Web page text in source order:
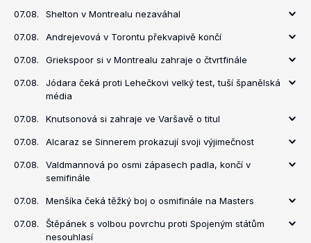
07.08. Shelton v Montrealu nezaváhal
07.08. Andrejevová v Torontu překvapivě končí
07.08. Griekspoor si v Montrealu zahraje o čtvrtfinále
07.08.
Jódara čeká proti Lehečkovi velký test, tuší španělská
média
07.08. Knutsonová si zahraje ve Varšavě o titul
07.08. Alcaraz se Sinnerem prokazují svoji výjimečnost
07.08.
Valdmannová po osmi zápasech padla, končí v
semifinále
07.08. Menšíka čeká těžký boj o osmifinále na Masters
07.08.
Štěpánek s volbou povrchu proti Spojeným státům
nesouhlasí